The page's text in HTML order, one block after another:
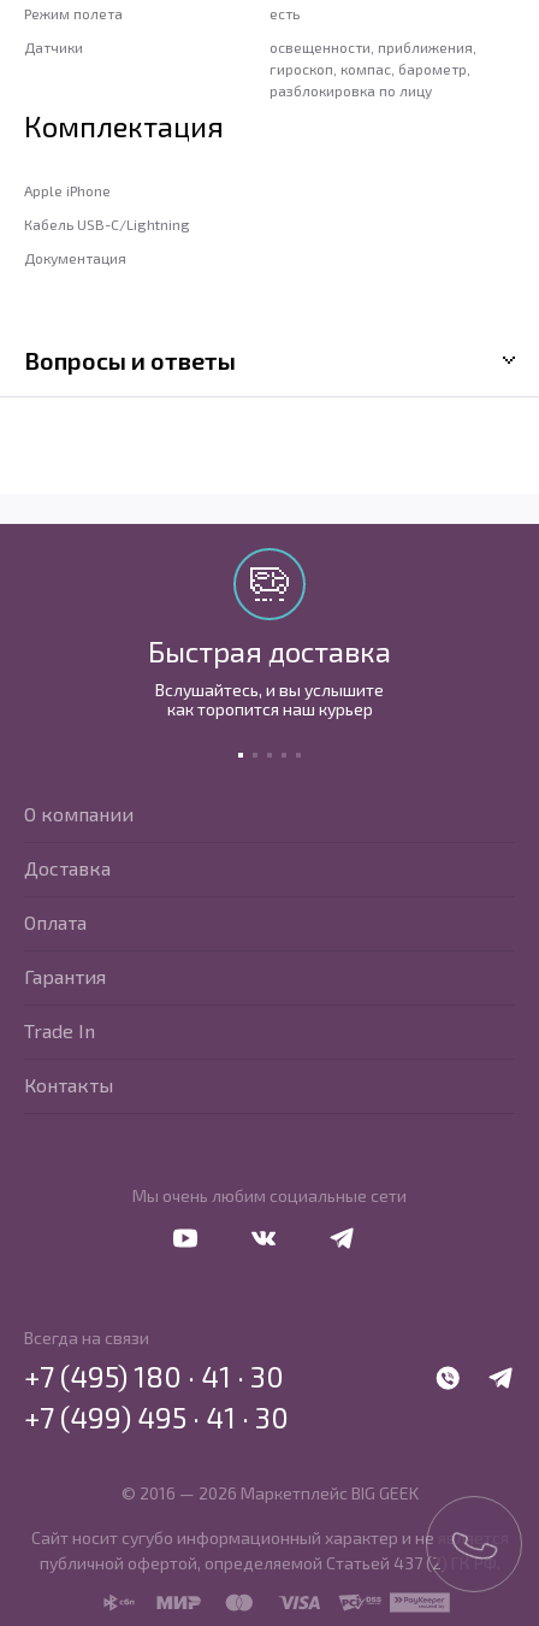
Режим полета
есть
Датчики
освещенности, приближения,
гироскоп, компас, барометр,
разблокировка по лицу
Комплектация
Apple iPhone
Кабель USB-C/Lightning
Документация
Вопросы и ответы
Быстрая доставка
Вслушайтесь, и вы услышите
как торопится наш курьер
Мы очень любим социальные сети
О компании
Доставка
Оплата
Гарантия
Trade In
Контакты
Всегда на связи
WhatsApp
+7 (495) 180 · 41 · 30
+7 (499) 495 · 41 · 30
© 2016 — 2026 Маркетплейс BIG GEEK
Сайт носит сугубо информационный характер и не является
публичной офертой, определяемой Статьей 437 (2) ГК РФ.
SBP
MIR MasterCard
Visa PCI DSS PayKeeper